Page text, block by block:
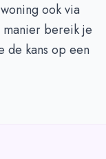
ook via
bereik je
de kans op een